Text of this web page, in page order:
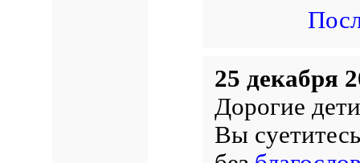
25 декабря
Дорогие
Вы